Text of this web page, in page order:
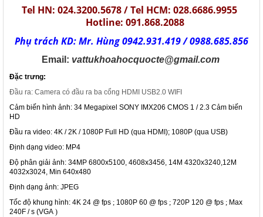
Tel HN: 024.3200.5678 / Tel HCM: 028.6686.9955
Hotline: 091.868.2088
Phụ trách KD: Mr. Hùng 0942.931.419 / 0988.685.856
Email: vattukhoahocquocte@gmail.com
Đặc trưng:
Đầu ra: Camera có đầu ra ba cổng HDMI USB2.0 WIFI
Cảm biến hình ảnh: 34 Megapixel SONY IMX206 CMOS 1 / 2.3 Cảm biến
HD
Đầu ra video: 4K / 2K / 1080P Full HD (qua HDMI); 1080P (qua USB)
Định dạng video: MP4
Độ phân giải ảnh: 34MP 6800x5100, 4608x3456, 14M 4320x3240,12M
4032x3024, Min 640x480
Định dạng ảnh: JPEG
Tốc độ khung hình: 4K 24 @ fps ; 1080P 60 @ fps ; 720P 120 @ fps ; Max
240F / s (VGA )